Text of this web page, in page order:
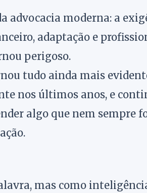
advocacia moderna: a
adaptação e
perigoso.
tudo ainda mais
nos últimos anos, e
algo que nem sempre
mas como